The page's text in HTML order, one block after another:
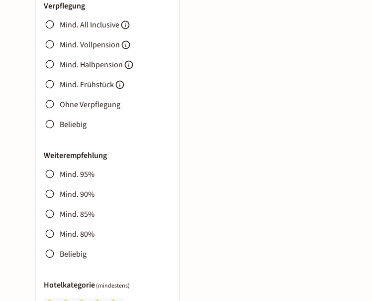
Verpflegung
Mind. All Inclusive
Mind. Vollpension
Mind. Halbpension
Mind. Frühstück
Ohne Verpflegung
Beliebig
Weiterempfehlung
Mind. 95%
Mind. 90%
Mind. 85%
Mind. 80%
Beliebig
Hotelkategorie(mindestens)